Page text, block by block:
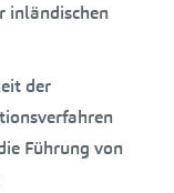
inländischen
der
Führung von